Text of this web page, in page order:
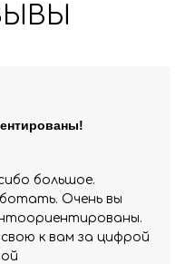
большое.
Очень вы
к вам за цифрой